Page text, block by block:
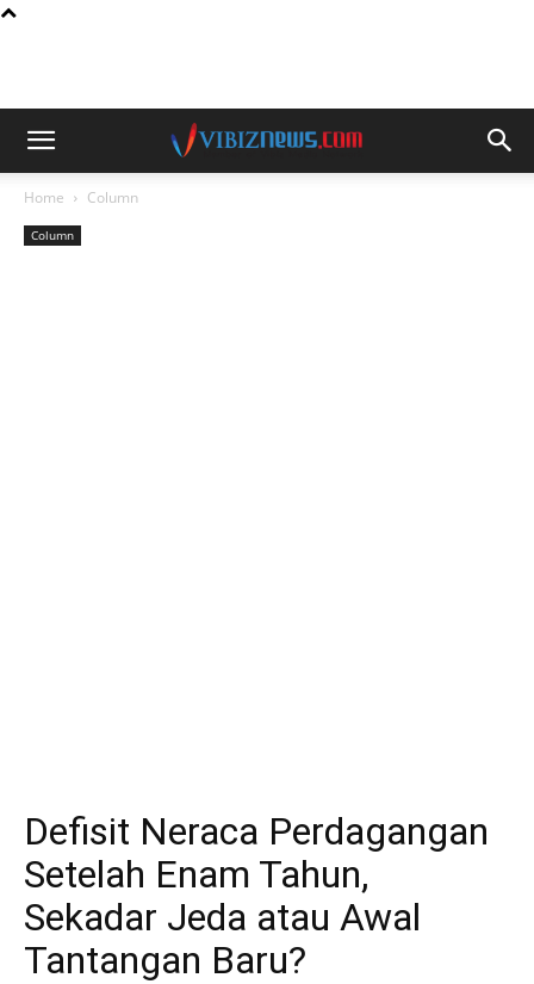
Home Column
Column
Defisit Neraca Perdagangan
Setelah Enam Tahun,
Sekadar Jeda atau Awal
Tantangan Baru?